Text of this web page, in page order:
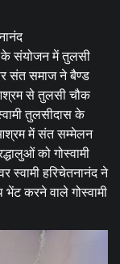
के संयोजन में तुलसी
संत समाज ने बैण्ड
से तुलसी चौक
तुलसीदास के
आश्रम में संत सम्मेलन
को गोस्वामी
स्वामी हरिचेतनानंद ने
करने वाले गोस्वामी